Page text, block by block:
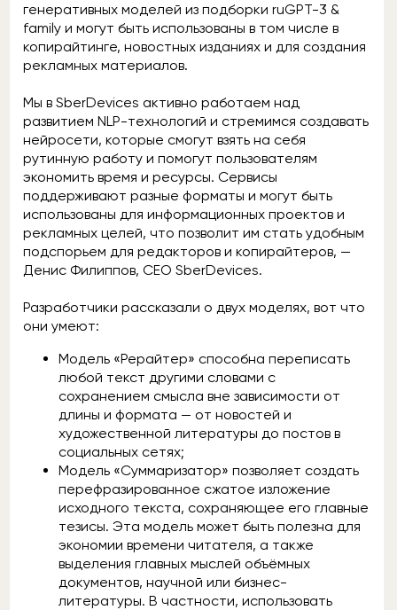
генеративных моделей из подборки ruGPT-3 &
family и могут быть использованы в том числе в
копирайтинге, новостных изданиях и для создания
рекламных материалов.
Мы в SberDevices активно работаем над
развитием NLP-технологий и стремимся создавать
нейросети, которые смогут взять на себя
рутинную работу и помогут пользователям
экономить время и ресурсы. Сервисы
поддерживают разные форматы и могут быть
использованы для информационных проектов и
рекламных целей, что позволит им стать удобным
подспорьем для редакторов и копирайтеров, —
Денис Филиппов, CEO SberDevices.
Разработчики рассказали о двух моделях, вот что
они умеют:
Модель «Рерайтер» способна переписать
любой текст другими словами с
сохранением смысла вне зависимости от
длины и формата — от новостей и
художественной литературы до постов в
социальных сетях;
Модель «Суммаризатор» позволяет создать
перефразированное сжатое изложение
исходного текста, сохраняющее его главные
тезисы. Эта модель может быть полезна для
экономии времени читателя, а также
выделения главных мыслей объёмных
документов, научной или бизнес-
литературы. В частности, использовать